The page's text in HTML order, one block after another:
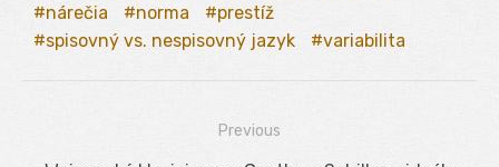
nárečia
norma
prestíž
spisovný vs. nespisovný jazyk
variabilita
Navigácia
Previous